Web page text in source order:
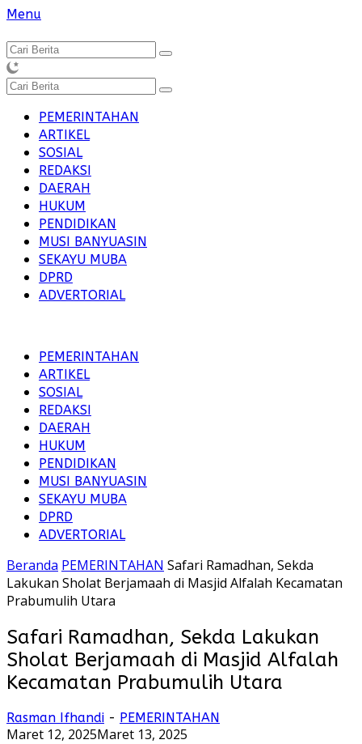
Langsung
konten
Menu
PEMERINTAHAN
ARTIKEL
SOSIAL
REDAKSI
DAERAH
HUKUM
PENDIDIKAN
MUSI BANYUASIN
SEKAYU MUBA
DPRD
ADVERTORIAL
PEMERINTAHAN
ARTIKEL
SOSIAL
REDAKSI
DAERAH
HUKUM
PENDIDIKAN
MUSI BANYUASIN
SEKAYU MUBA
DPRD
ADVERTORIAL
Beranda PEMERINTAHAN Safari Ramadhan, Sekda
Lakukan Sholat Berjamaah di Masjid Alfalah Kecamatan
Prabumulih Utara
Safari Ramadhan, Sekda Lakukan
Sholat Berjamaah di Masjid Alfalah
Kecamatan Prabumulih Utara
Rasman Ifhandi - PEMERINTAHAN
Maret 12, 2025Maret 13, 2025